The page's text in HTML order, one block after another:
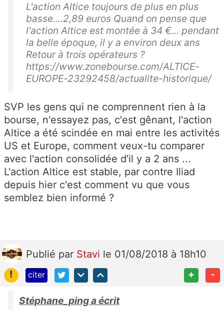
L'action Altice toujours de plus en plus
basse....2,89 euros Quand on pense que
l'action Altice est montée à 34 €... pendant
la belle époque, il y a environ deux ans
Retour à trois opérateurs ?
https://www.zonebourse.com/ALTICE-
EUROPE-23292458/actualite-historique/
SVP les gens qui ne comprennent rien à la
bourse, n'essayez pas, c'est gênant, l'action
Altice a été scindée en mai entre les activités
US et Europe, comment veux-tu comparer
avec l'action consolidée d'il y a 2 ans ...
L'action Altice est stable, par contre Iliad
depuis hier c'est comment vu que vous
semblez bien informé ?
Publié par Stavi le 01/08/2018 à 18h10
!
citer + -
Stéphane_ping a écrit